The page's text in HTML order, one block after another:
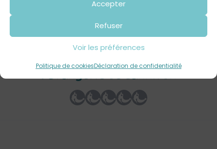
Accepter
Refuser
Voir les préférences
Politique de cookiesDéclaration de confidentialité
Tout public
Votre avis sur
Spectacle de fauconnerie à